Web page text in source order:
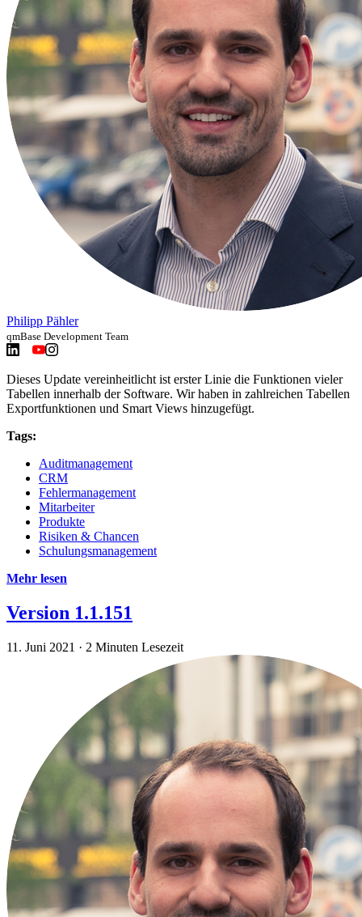
Philipp Pähler
qmBase Development Team
Dieses Update vereinheitlicht ist erster Linie die Funktionen vieler
Tabellen innerhalb der Software. Wir haben in zahlreichen Tabellen
Exportfunktionen und Smart Views hinzugefügt.
Tags:
Auditmanagement
CRM
Fehlermanagement
Mitarbeiter
Produkte
Risiken & Chancen
Schulungsmanagement
Mehr lesen
Version 1.1.151
11. Juni 2021 · 2 Minuten Lesezeit